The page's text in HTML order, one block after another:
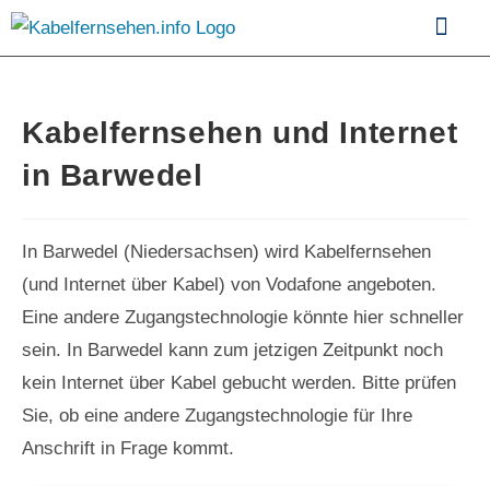
Kabelfernsehen und Internet
in Barwedel
In Barwedel (Niedersachsen) wird Kabelfernsehen
(und Internet über Kabel) von Vodafone angeboten.
Eine andere Zugangstechnologie könnte hier schneller
sein. In Barwedel kann zum jetzigen Zeitpunkt noch
kein Internet über Kabel gebucht werden. Bitte prüfen
Sie, ob eine andere Zugangstechnologie für Ihre
Anschrift in Frage kommt.